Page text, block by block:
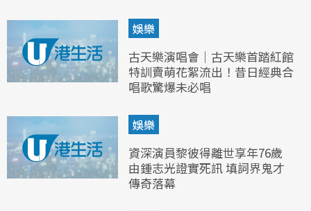
娛樂
古天樂演唱會｜古天樂首踏紅館
特訓賣萌花絮流出！昔日經典合
唱歌驚爆未必唱
娛樂
資深演員黎彼得離世享年76歲
由鍾志光證實死訊 填詞界鬼才
傳奇落幕